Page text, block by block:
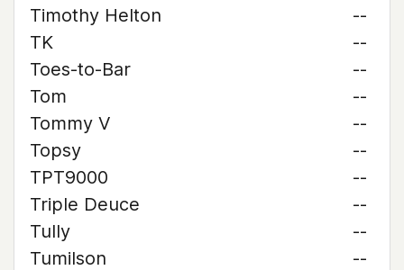
Timothy Helton
--
TK
--
Toes-to-Bar
--
Tom
--
Tommy V
--
Topsy
--
TPT9000
--
Triple Deuce
--
Tully
--
Tumilson
--